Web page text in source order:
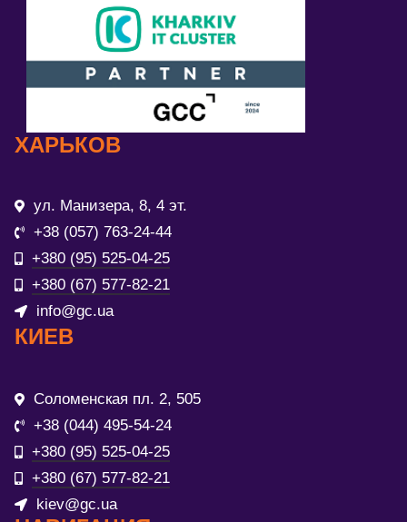
ХАРЬКОВ
ул. Манизера, 8, 4 эт.
+38 (057) 763-24-44
+380 (95) 525-04-25
+380 (67) 577-82-21
info@gc.ua
КИЕВ
Соломенская пл. 2, 505
+38 (044) 495-54-24
+380 (95) 525-04-25
+380 (67) 577-82-21
kiev@gc.ua